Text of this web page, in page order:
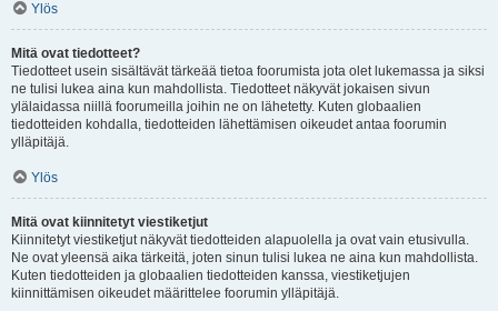
Ylös
Mitä ovat tiedotteet?
Tiedotteet usein sisältävät tärkeää tietoa foorumista jota olet lukemassa ja siksi
ne tulisi lukea aina kun mahdollista. Tiedotteet näkyvät jokaisen sivun
ylälaidassa niillä foorumeilla joihin ne on lähetetty. Kuten globaalien
tiedotteiden kohdalla, tiedotteiden lähettämisen oikeudet antaa foorumin
ylläpitäjä.
Ylös
Mitä ovat kiinnitetyt viestiketjut
Kiinnitetyt viestiketjut näkyvät tiedotteiden alapuolella ja ovat vain etusivulla.
Ne ovat yleensä aika tärkeitä, joten sinun tulisi lukea ne aina kun mahdollista.
Kuten tiedotteiden ja globaalien tiedotteiden kanssa, viestiketjujen
kiinnittämisen oikeudet määrittelee foorumin ylläpitäjä.